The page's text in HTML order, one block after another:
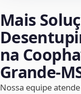
Mais
na
Nossa equipe